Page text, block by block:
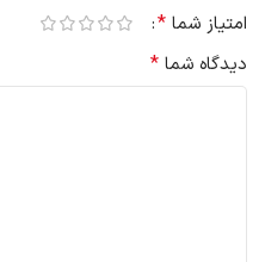
امتیاز شما *
دیدگاه شما *